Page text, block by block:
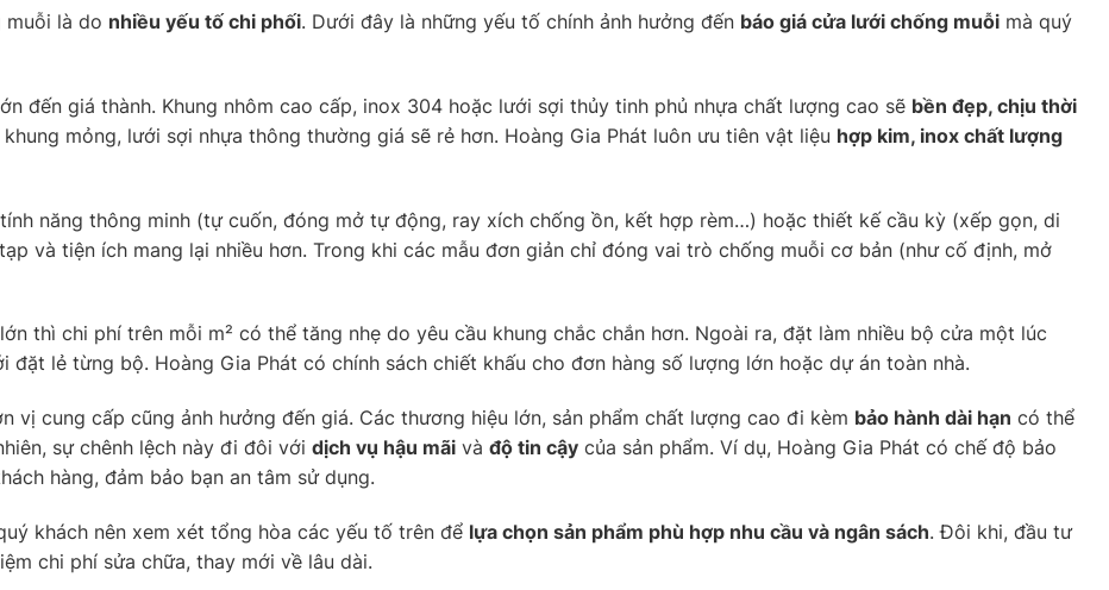
là do nhiều yếu tố chi phối. Dưới đây là những yếu tố chính ảnh hưởng đến báo giá cửa lưới chống muỗi mà quý
đến giá thành. Khung nhôm cao cấp, inox 304 hoặc lưới sợi thủy tinh phủ nhựa chất lượng cao sẽ bền đẹp, chịu thời
mỏng, lưới sợi nhựa thông thường giá sẽ rẻ hơn. Hoàng Gia Phát luôn ưu tiên vật liệu hợp kim, inox chất lượng
năng thông minh (tự cuốn, đóng mở tự động, ray xích chống ồn, kết hợp rèm…) hoặc thiết kế cầu kỳ (xếp gọn, di
và tiện ích mang lại nhiều hơn. Trong khi các mẫu đơn giản chỉ đóng vai trò chống muỗi cơ bản (như cố định, mở
thì chi phí trên mỗi m² có thể tăng nhẹ do yêu cầu khung chắc chắn hơn. Ngoài ra, đặt làm nhiều bộ cửa một lúc
lẻ từng bộ. Hoàng Gia Phát có chính sách chiết khấu cho đơn hàng số lượng lớn hoặc dự án toàn nhà.
vị cung cấp cũng ảnh hưởng đến giá. Các thương hiệu lớn, sản phẩm chất lượng cao đi kèm bảo hành dài hạn có thể
sự chênh lệch này đi đôi với dịch vụ hậu mãivà độ tin cậycủa sản phẩm. Ví dụ, Hoàng Gia Phát có chế độ bảo
hàng, đảm bảo bạn an tâm sử dụng.
khách nên xem xét tổng hòa các yếu tố trên để lựa chọn sản phẩm phù hợp nhu cầu và ngân sách. Đôi khi, đầu tư
chi phí sửa chữa, thay mới về lâu dài.